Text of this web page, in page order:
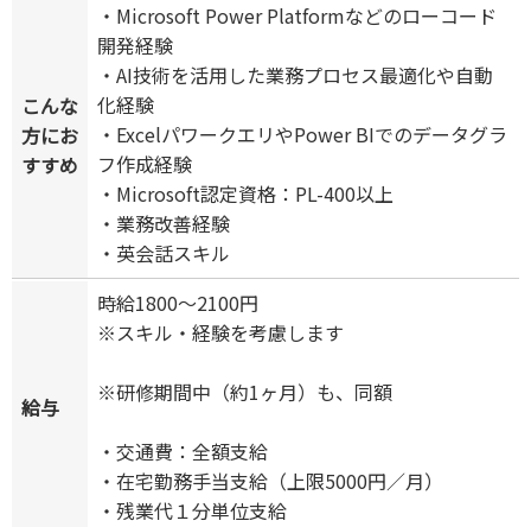
こんな
方にお
すすめ
・Microsoft Power Platformなどのローコード
開発経験
・AI技術を活用した業務プロセス最適化や自動
化経験
・ExcelパワークエリやPower BIでのデータグラ
フ作成経験
・Microsoft認定資格：PL-400以上
・業務改善経験
・英会話スキル
給与
時給1800～2100円
※スキル・経験を考慮します
※研修期間中（約1ヶ月）も、同額
・交通費：全額支給
・在宅勤務手当支給（上限5000円／月）
・残業代１分単位支給